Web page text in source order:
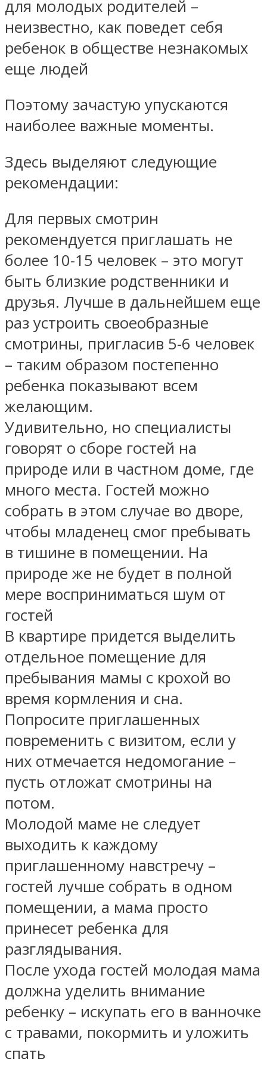
для молодых родителей –
неизвестно, как поведет себя
ребенок в обществе незнакомых
еще людей
Поэтому зачастую упускаются
наиболее важные моменты.
Здесь выделяют следующие
рекомендации:
Для первых смотрин
рекомендуется приглашать не
более 10-15 человек – это могут
быть близкие родственники и
друзья. Лучше в дальнейшем еще
раз устроить своеобразные
смотрины, пригласив 5-6 человек
– таким образом постепенно
ребенка показывают всем
желающим.
Удивительно, но специалисты
говорят о сборе гостей на
природе или в частном доме, где
много места. Гостей можно
собрать в этом случае во дворе,
чтобы младенец смог пребывать
в тишине в помещении. На
природе же не будет в полной
мере восприниматься шум от
гостей
В квартире придется выделить
отдельное помещение для
пребывания мамы с крохой во
время кормления и сна.
Попросите приглашенных
повременить с визитом, если у
них отмечается недомогание –
пусть отложат смотрины на
потом.
Молодой маме не следует
выходить к каждому
приглашенному навстречу –
гостей лучше собрать в одном
помещении, а мама просто
принесет ребенка для
разглядывания.
После ухода гостей молодая мама
должна уделить внимание
ребенку – искупать его в ванночке
с травами, покормить и уложить
спать